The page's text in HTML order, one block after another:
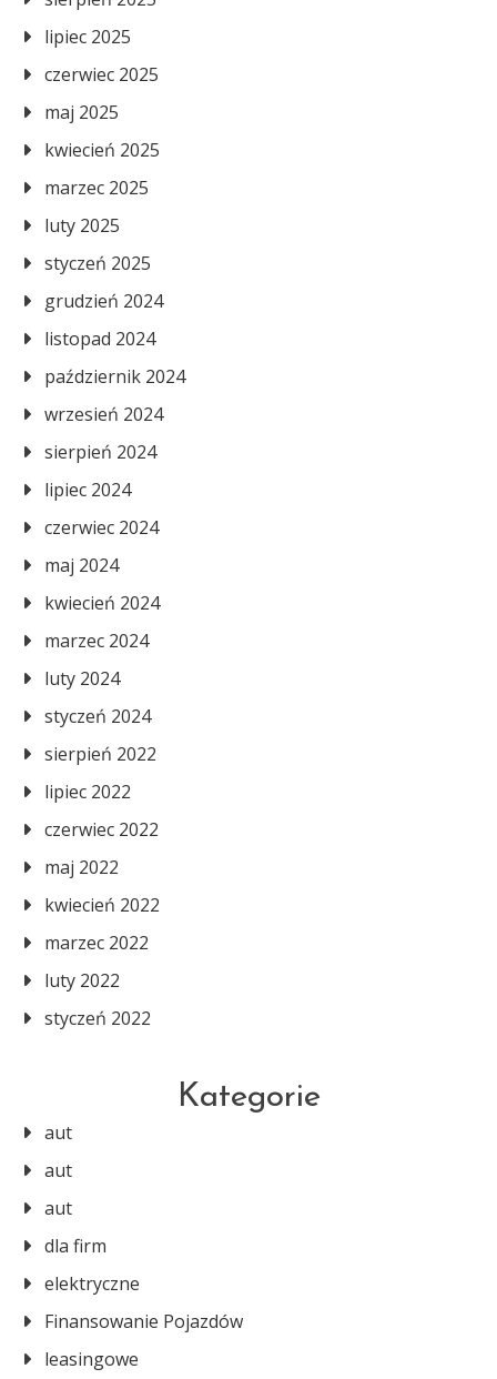
lipiec 2025
czerwiec 2025
maj 2025
kwiecień 2025
marzec 2025
luty 2025
styczeń 2025
grudzień 2024
listopad 2024
październik 2024
wrzesień 2024
sierpień 2024
lipiec 2024
czerwiec 2024
maj 2024
kwiecień 2024
marzec 2024
luty 2024
styczeń 2024
sierpień 2022
lipiec 2022
czerwiec 2022
maj 2022
kwiecień 2022
marzec 2022
luty 2022
styczeń 2022
Kategorie
aut
aut
aut
dla firm
elektryczne
Finansowanie Pojazdów
leasingowe